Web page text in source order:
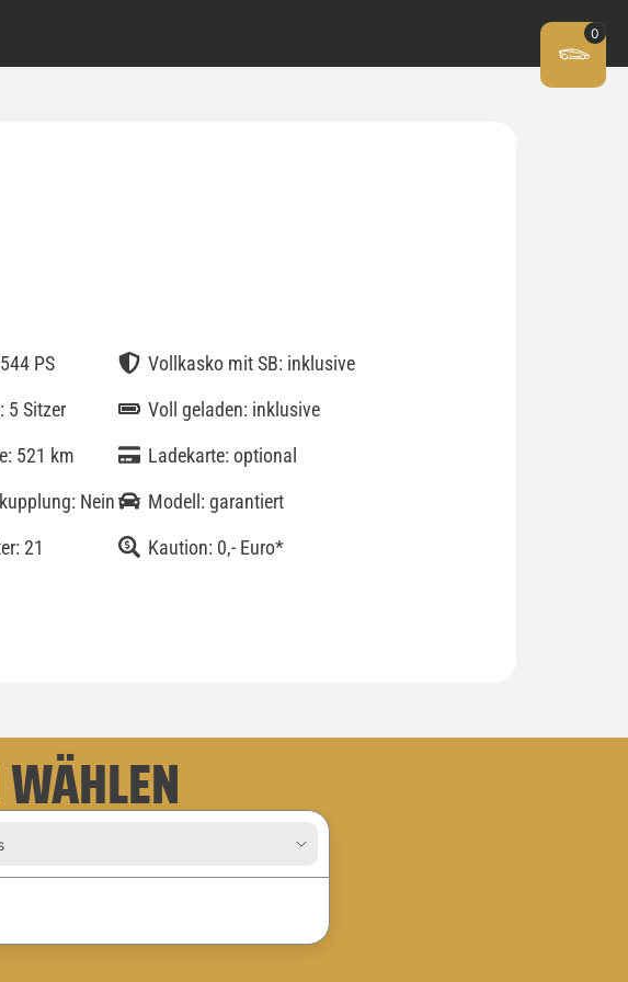
PS
5 Sitzer
521 km
Nein
21
Vollkasko mit SB: inklusive
Voll geladen: inklusive
Ladekarte: optional
Modell: garantiert
Kaution: 0,- Euro*